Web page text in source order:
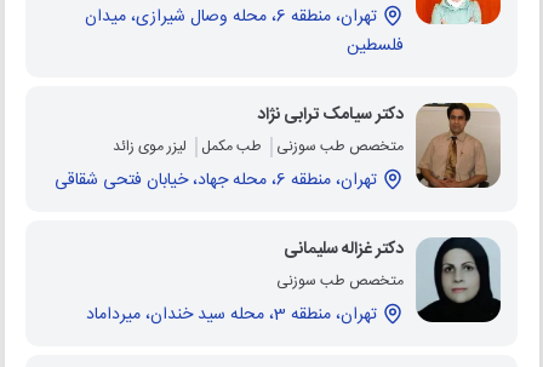
تهران، منطقه 6، محله وصال شیرازی، میدان
فلسطین
دکتر سیامک ترابی نژاد
متخصص طب سوزنی طب مکمل لیزر موی زائد
تهران، منطقه 6، محله جهاد، خیابان فتحی شقاقی
دکتر غزاله سلیمانی
متخصص طب سوزنی
تهران، منطقه 3، محله سید خندان، میرداماد